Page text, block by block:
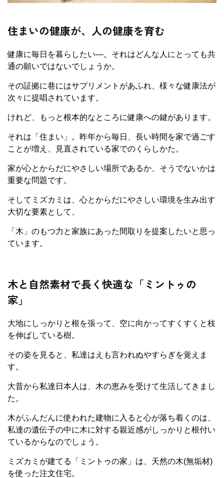
住まいの健康が、人の健康を育む
健康に毎日を暮らしたい―。それはどんな人にとっても共
通の願いではないでしょうか。
その証拠に巷にはサプリメントがあふれ、様々な健康法が
次々に提唱されています。
けれど、もっと根本的なところに健康への鍵があります。
それは「住まい」。昨年から毎日、長い時間を家で過ごす
ことが増え、見直されている家でのくらしかた。
家が心とからだにやさしい場所であるか、そうでないかは
重要な問題です。
そしてミズカミは、心とからだにやさしい環境を生み出す
大切な要素として、
「木」のもつ力と家族にあった間取りを提案したいと思っ
ています。
木と自然素材で長く快適な「ミントゥの
家」
大地にしっかりと根を張って、空に向かってすくすくと枝
を伸ばしている樹。
その姿を見ると、私達はえも言われぬやすらぎを覚えま
す。
大昔から私達日本人は、木の恵みを受けて生活してきまし
た。
木がふんだんに使われた建物に入ると心が落ち着くのは、
私達の遺伝子の中に木に対する親近感がしっかりと根付い
ているからなのでしょう。
ミズカミが建てる「ミントゥの家」は、天然の木(無垢材)
を使った注文住宅。